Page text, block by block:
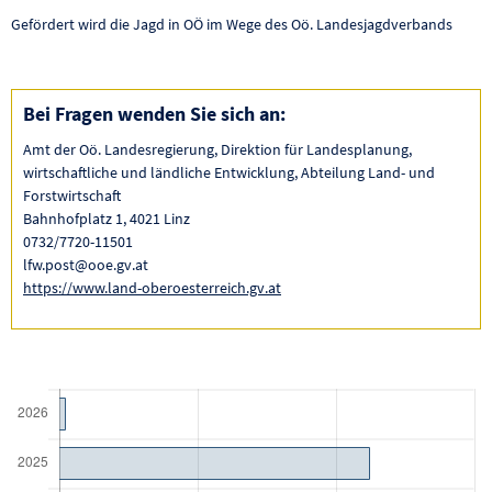
Gefördert wird die Jagd in OÖ im Wege des Oö. Landesjagdverbands
Bei Fragen wenden Sie sich an:
Amt der Oö. Landesregierung, Direktion für Landesplanung,
wirtschaftliche und ländliche Entwicklung, Abteilung Land- und
Forstwirtschaft
Bahnhofplatz 1, 4021 Linz
0732/7720-11501
lfw.post@ooe.gv.at
https://www.land-oberoesterreich.gv.at